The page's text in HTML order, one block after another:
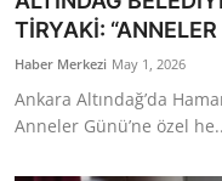
TİRYAKİ: “ANNELER
Haber Merkezi May 1, 2026
Ankara Altındağ’da
Anneler Günü’ne özel